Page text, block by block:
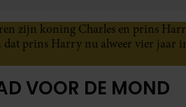
zijn koning Charles en prins
dat prins Harry nu alweer vier jaar
VOOR DE MOND